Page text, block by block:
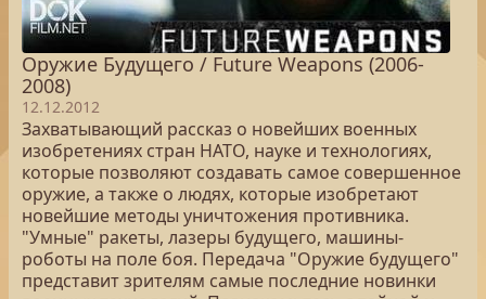
Оружие Будущего / Future Weapons (2006-
2008)
12.12.2012
Захватывающий рассказ о новейших военных
изобретениях стран НАТО, науке и технологиях,
которые позволяют создавать самое совершенное
оружие, а также о людях, которые изобретают
новейшие методы уничтожения противника.
"Умные" ракеты, лазеры будущего, машины-
роботы на поле боя. Передача "Оружие будущего"
представит зрителям самые последние новинки